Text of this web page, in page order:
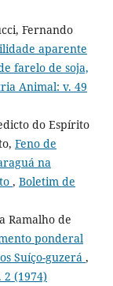
Fernando
aparente
farelo de soja,
Animal: v. 49
do Espírito
Feno de
na
, Boletim de
Ramalho de
ponderal
Suíço-guzerá ,
(1974)